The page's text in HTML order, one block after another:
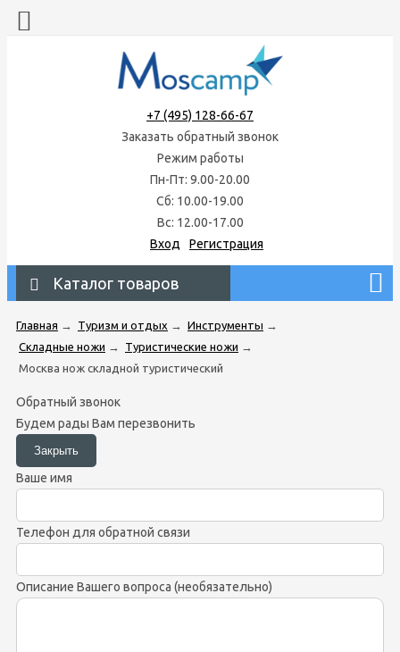
+7 (495) 128-66-67
Заказать обратный звонок
Режим работы
Пн-Пт: 9.00-20.00
Сб: 10.00-19.00
Вс: 12.00-17.00
Вход
Регистрация
Каталог товаров
Главная → Туризм и отдых → Инструменты →
Складные ножи → Туристические ножи →
Москва нож складной туристический
Обратный звонок
Будем рады Вам перезвонить
Ваше имя
Телефон для обратной связи
Описание Вашего вопроса (необязательно)